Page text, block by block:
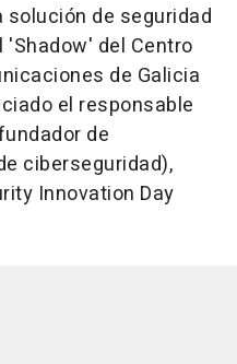
de seguridad
del Centro
de Galicia
el responsable
de
ciberseguridad),
Innovation Day